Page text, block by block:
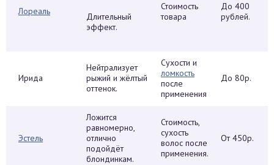
Лореаль
Длительный
эффект.
Стоимость
товара
До 400
рублей.
Ирида
Нейтрализует
рыжий и жёлтый
оттенок.
Сухости и
ломкость
после
применения
До 80р.
Эстель
Ложится
равномерно,
отлично
подойдёт
блондинкам.
Стоимость,
сухость
волос после
применения.
От 450р.